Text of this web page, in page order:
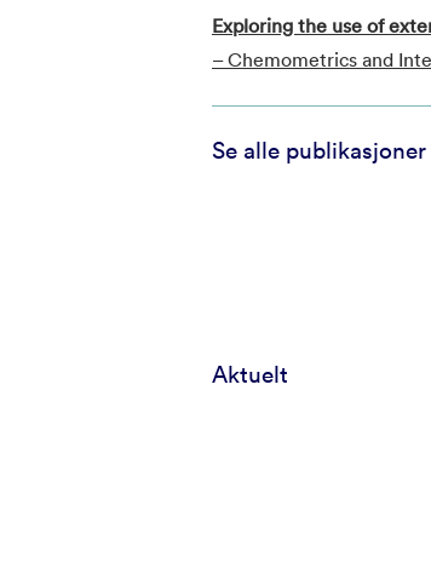
Exploring the use of
– Chemometrics and
Se alle
Aktuelt